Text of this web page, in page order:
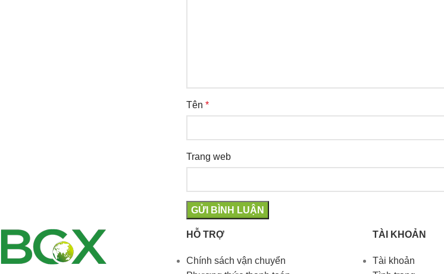
Tên *
Trang web
HỖ TRỢ
Chính sách vận chuyển
TÀI KHOẢN
Tài khoản